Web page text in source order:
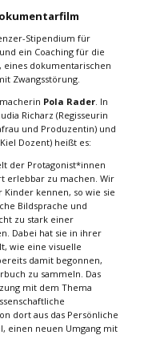
Stipendium für
ein Coaching für die
eines dokumentarischen
Zwangsstörung.
Pola Rader. In
Richarz (Regisseurin
und Produzentin) und
Dozent) heißt es:
der Protagonist*innen
erlebbar zu machen. Wir
kennen, so wie sie
Bildsprache und
zu stark einer
Dabei hat sie in ihrer
wie eine visuelle
damit begonnen,
zu sammeln. Das
mit dem Thema
dort aus das Persönliche
einen neuen Umgang mit